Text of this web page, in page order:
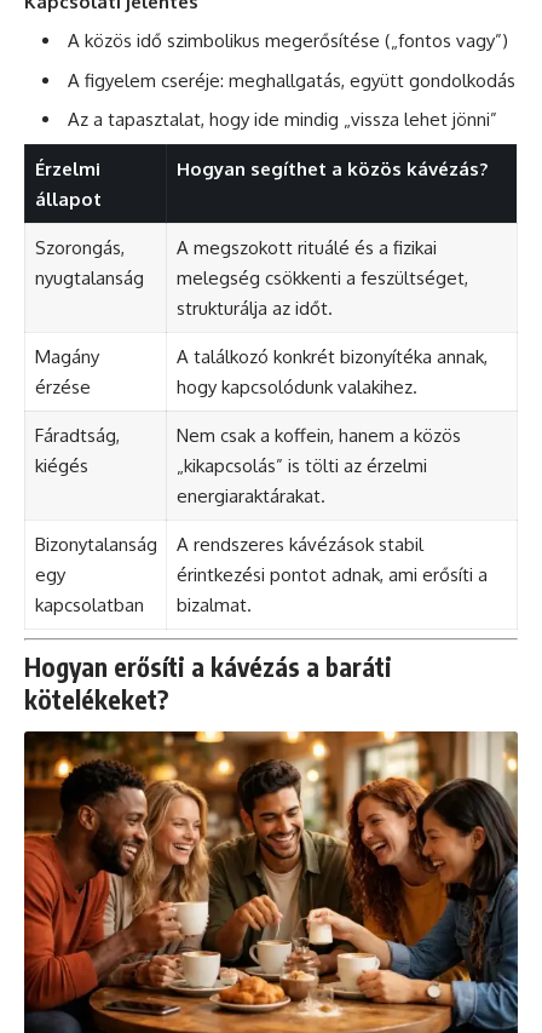
A közös idő szimbolikus megerősítése („fontos vagy”)
A figyelem cseréje: meghallgatás, együtt gondolkodás
Az a tapasztalat, hogy ide mindig „vissza lehet jönni”
Érzelmi
állapot
Hogyan segíthet a közös kávézás?
Szorongás,
nyugtalanság
A megszokott rituálé és a fizikai
melegség csökkenti a feszültséget,
strukturálja az időt.
Magány
érzése
A találkozó konkrét bizonyítéka annak,
hogy kapcsolódunk valakihez.
Fáradtság,
kiégés
Nem csak a koffein, hanem a közös
„kikapcsolás” is tölti az érzelmi
energiaraktárakat.
Bizonytalanság
egy
kapcsolatban
A rendszeres kávézások stabil
érintkezési pontot adnak, ami erősíti a
bizalmat.
Hogyan erősíti a kávézás a baráti
kötelékeket?